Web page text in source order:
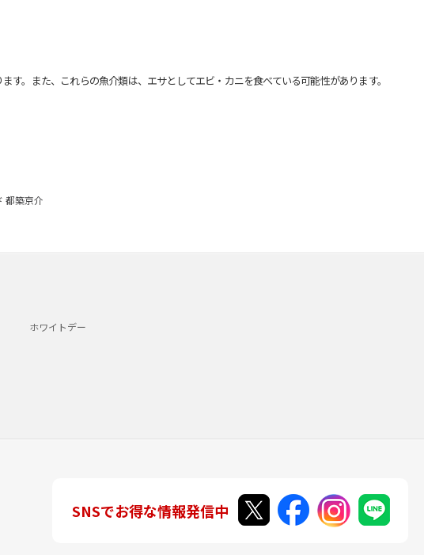
。また、これらの魚介類は、エサとしてエビ・カニを食べている可能性があります。
都築京介
ホワイトデー
SNSでお得な情報発信中